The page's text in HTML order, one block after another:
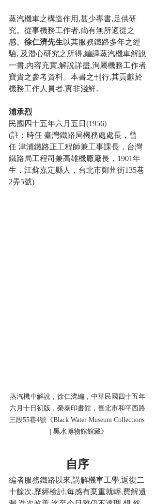
蒸汽機車之構造作用,甚少專書,足供研
究。從事機務工作者,尙有無所適從之
感。 徐仁濟先生 以其服務鐵路多年之經
驗, 及潛心研究之所得,編譯蒸汽機車解說
一書,內容充實,解說詳盡,洵屬機務工作者
寶貴之參考資料。本書之刊行,其貢獻於
機務工作人員者,實非淺鮮。
浦承烈
民國四十五年六月五日(1956)
(註：時任 臺灣鐵路局機務處處長，曾
任 津浦鐵路正工程師兼工事課長，台灣
鐵路局工程司兼高雄機廠廠長，1901年
生，江蘇嘉定縣人，台北市鄭州街135巷
2弄5號)
蒸汽機車解說，徐仁濟編，中華民國四十五年
六月十日初版，榮泰印書館，臺北市和平西路
三段55巷4號《Black Water Museum Collections
| 黑水博物館館藏》
自序
編者服務鐵路以來,講解機車工學,返復二
十餘次,歷經檢討,每感有棄重就輕,費解遺